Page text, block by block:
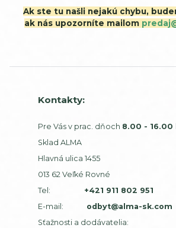
Ak ste tu našli nejakú chybu,
ak nás upozorníte mailom
Kontakty:
Pre Vás v prac. dňoch 8.00 - 16.00
Sklad ALMA
Hlavná ulica 1455
013 62 Veľké Rovné
Tel:
+421 911 802 951
E-mail: odbyt@alma-sk.com
Sťažnosti a dodávatelia: